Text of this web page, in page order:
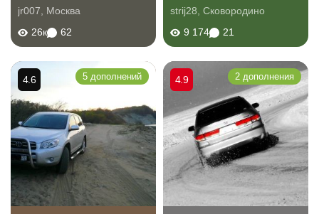
jr007
Москва
26к
62
strij28 Сковородино
9 174
21
4.6 5 дополнений 4.9 2 дополнения